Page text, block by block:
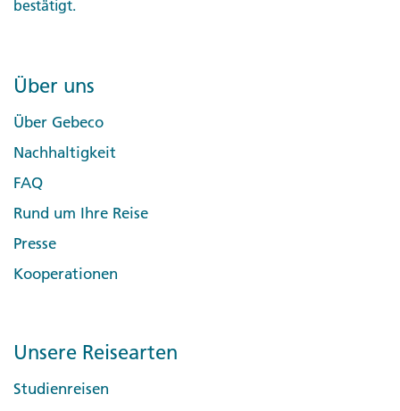
bestätigt.
Über uns
Über Gebeco
Nachhaltigkeit
FAQ
Rund um Ihre Reise
Presse
Kooperationen
Unsere Reisearten
Studienreisen